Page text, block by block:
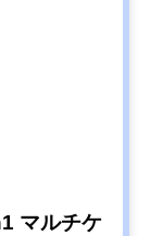
マルチケ